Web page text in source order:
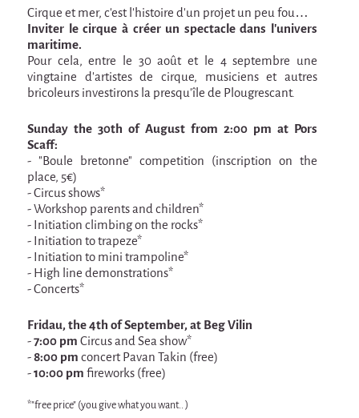
Sans-culotte
New productions
Espèce d'idiot
Il va pleuvoir
Il va pleuvoir
And before that?
Risque ZérO
BOI
Capilotractées
Marathon
Roue de la Mort (Wheel of Death)
Sur le Chemin de la Route
Cirque et mer, c’est l’histoire d’un projet un peu fou…
Inviter le cirque à créer un spectacle dans l’univers
maritime.
Pour cela, entre le 30 août et le 4 septembre une
vingtaine d’artistes de cirque, musiciens et autres
bricoleurs investirons la presqu’île de Plougrescant.
Sunday the 30th of August from 2:00 pm at Pors
Scaff:
- "Boule bretonne" competition (inscription on the
place, 5€)
- Circus shows*
- Workshop parents and children*
- Initiation climbing on the rocks*
- Initiation to trapeze*
- Initiation to mini trampoline*
- High line demonstrations*
- Concerts*
Fridau, the 4th of September, at Beg Vilin
-7:00 pm Circus and Sea show*
-8:00 pm concert Pavan Takin (free)
-10:00 pm fireworks (free)
*"free price" (you give what you want.. )